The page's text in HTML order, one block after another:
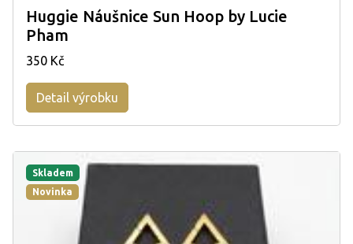
Huggie Náušnice Sun Hoop by Lucie
Pham
350 Kč
Detail výrobku
Skladem
Novinka